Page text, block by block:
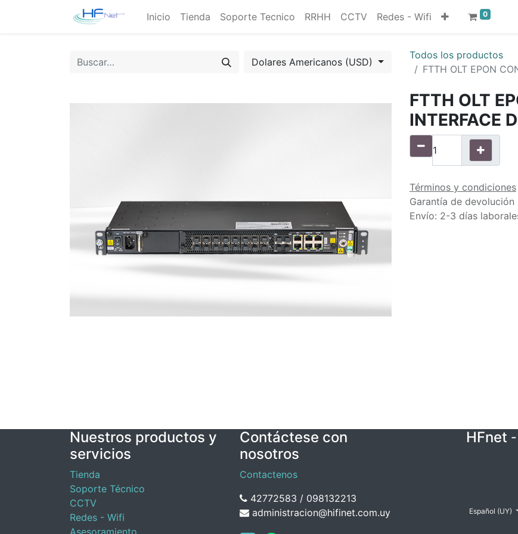
Inicio Tienda Soporte Tecnico RRHH CCTV Redes - Wifi 0
Dolares Americanos (USD)
Todos los productos
FTTH OLT EPON
FTTH OLT
INTERFACE
Términos y condiciones
Garantía de
Envío: 2-3 días
Nuestros productos y
servicios
Tienda
Soporte Técnico
CCTV
Redes - Wifi
Asesoramiento
Contáctese con
nosotros
Contactenos
42772583 / 098132213
administracion@hifinet.com.uy
HFnet -
Español (UY)